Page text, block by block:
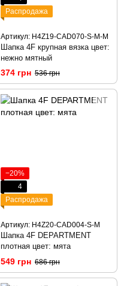
Распродажа
Артикул: H4Z19-CAD070-S-M-M
Шапка 4F крупная вязка цвет:
нежно мятный
374 грн 536 грн
−20%
4
Распродажа
Артикул: H4Z20-CAD004-S-M
Шапка 4F DEPARTMENT
плотная цвет: мята
549 грн 686 грн